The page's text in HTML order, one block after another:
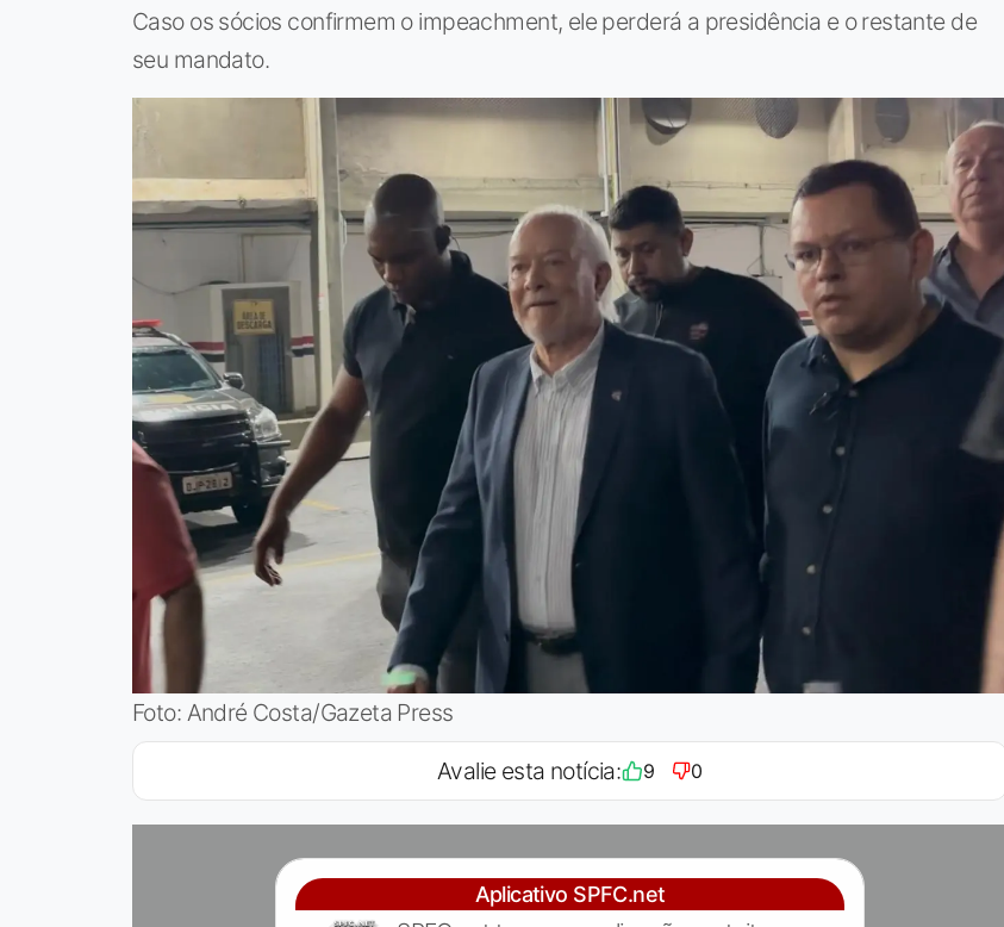
Caso os sócios confirmem o impeachment, ele perderá a presidência e o restante de
seu mandato.
Foto: André Costa/Gazeta Press
Avalie esta notícia: 9 0
Aplicativo SPFC.net